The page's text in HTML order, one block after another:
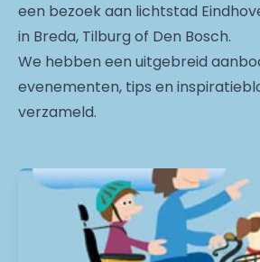
een bezoek aan lichtstad
in Breda, Tilburg of Den Bosch.
We hebben een uitgebreid
evenementen, tips en
verzameld.